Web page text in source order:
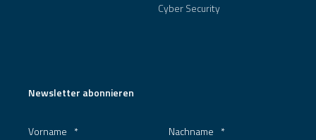
Cyber Security
Newsletter abonnieren
Vorname * Nachname *